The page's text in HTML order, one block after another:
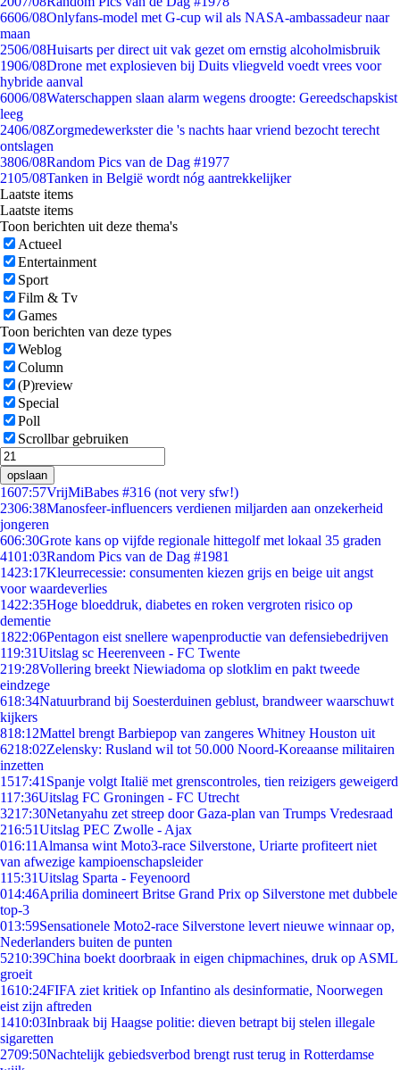
6606/08Onlyfans-model met G-cup wil als NASA-ambassadeur naar
maan
2506/08Huisarts per direct uit vak gezet om ernstig alcoholmisbruik
1906/08Drone met explosieven bij Duits vliegveld voedt vrees voor
hybride aanval
6006/08Waterschappen slaan alarm wegens droogte: Gereedschapskist
leeg
2406/08Zorgmedewerkster die 's nachts haar vriend bezocht terecht
ontslagen
3806/08Random Pics van de Dag #1977
2105/08Tanken in België wordt nóg aantrekkelijker
Laatste items
Laatste items
Toon berichten uit deze thema's
Actueel
Entertainment
Sport
Film & Tv
Games
Toon berichten van deze types
Weblog
Column
(P)review
Special
Poll
Scrollbar gebruiken
opslaan
1607:57VrijMiBabes #316 (not very sfw!)
2306:38Manosfeer-influencers verdienen miljarden aan onzekerheid
jongeren
606:30Grote kans op vijfde regionale hittegolf met lokaal 35 graden
4101:03Random Pics van de Dag #1981
1423:17Kleurrecessie: consumenten kiezen grijs en beige uit angst
voor waardeverlies
1422:35Hoge bloeddruk, diabetes en roken vergroten risico op
dementie
1822:06Pentagon eist snellere wapenproductie van defensiebedrijven
119:31Uitslag sc Heerenveen - FC Twente
219:28Vollering breekt Niewiadoma op slotklim en pakt tweede
eindzege
618:34Natuurbrand bij Soesterduinen geblust, brandweer waarschuwt
kijkers
818:12Mattel brengt Barbiepop van zangeres Whitney Houston uit
6218:02Zelensky: Rusland wil tot 50.000 Noord-Koreaanse militairen
inzetten
1517:41 Spanje volgt Italië met grenscontroles, tien reizigers geweigerd
117:36Uitslag FC Groningen - FC Utrecht
3217:30Netanyahu zet streep door Gaza-plan van Trumps Vredesraad
216:51Uitslag PEC Zwolle - Ajax
016:11 Almansa wint Moto3-race Silverstone, Uriarte profiteert niet
van afwezige kampioenschapsleider
115:31Uitslag Sparta - Feyenoord
014:46Aprilia domineert Britse Grand Prix op Silverstone met dubbele
top-3
013:59Sensationele Moto2-race Silverstone levert nieuwe winnaar op,
Nederlanders buiten de punten
5210:39China boekt doorbraak in eigen chipmachines, druk op ASML
groeit
1610:24FIFA ziet kritiek op Infantino als desinformatie, Noorwegen
eist zijn aftreden
1410:03Inbraak bij Haagse politie: dieven betrapt bij stelen illegale
sigaretten
2709:50Nachtelijk gebiedsverbod brengt rust terug in Rotterdamse